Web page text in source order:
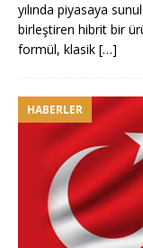
yılında piyasaya
birleştiren hibrit bir
formül, klasik […]
HABERLER